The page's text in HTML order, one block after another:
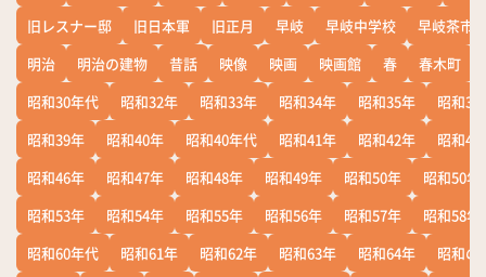
旧レスナー邸
旧日本軍 旧正月 早岐 早岐中学校
早岐茶市
明治
明治の建物 昔話 映像 映画 映画館 春 春木町
昭和30年代
昭和32年 昭和33年 昭和34年 昭和35年
昭和36
昭和39年
昭和40年 昭和40年代 昭和41年 昭和42年
昭和43
昭和46年
昭和47年 昭和48年 昭和49年 昭和50年
昭和50年
昭和53年
昭和54年 昭和55年 昭和56年 昭和57年
昭和58年
昭和60年代
昭和61年 昭和62年 昭和63年 昭和64年
昭和の